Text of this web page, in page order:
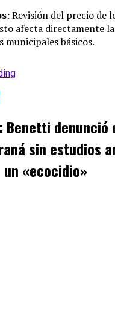
Revisión del precio de
afecta directamente
municipales básicos.
Benetti denunció
sin estudios
«ecocidio»